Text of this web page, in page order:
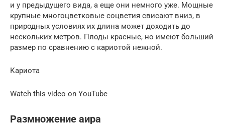
и у предыдущего вида, а еще они немного уже. Мощные
крупные многоцветковые соцветия свисают вниз, в
природных условиях их длина может доходить до
нескольких метров. Плоды красные, но имеют больший
размер по сравнению с кариотой нежной.
Кариота
Watch this video on YouTube
Размножение аира